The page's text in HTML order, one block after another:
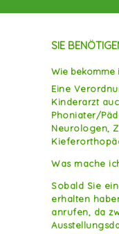
SIE
Wie bekomme
Eine
Kinderarzt
Phoniater/
Neurologen,
Was mache
Sobald Sie
erhalten
anrufen, da